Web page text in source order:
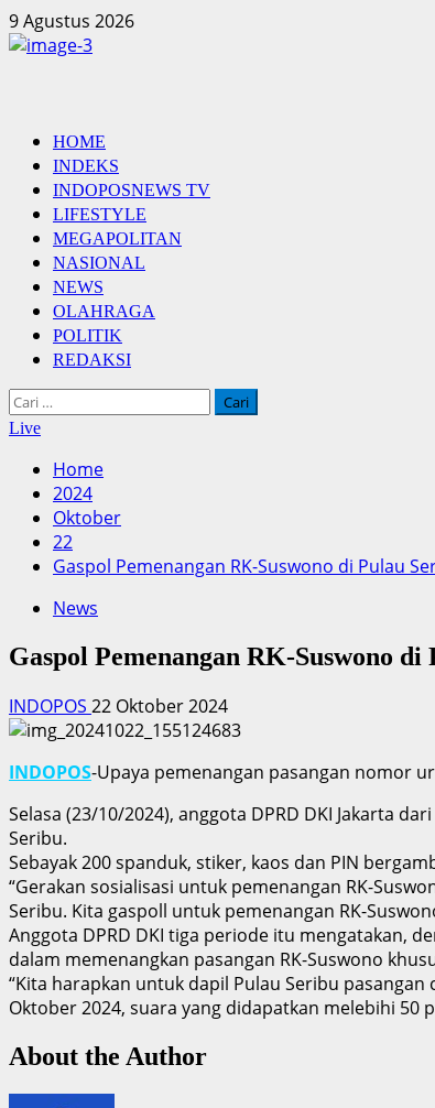
Skip
to
9 Agustus 2026
Primary
Menu
HOME
INDEKS
INDOPOSNEWS TV
LIFESTYLE
MEGAPOLITAN
NASIONAL
NEWS
OLAHRAGA
POLITIK
REDAKSI
Cari
untuk:
Live
Home
2024
Oktober
22
Gaspol Pemenangan RK-Suswono di Pulau
News
Gaspol Pemenangan RK-Suswono
INDOPOS 22 Oktober 2024
INDOPOS-Upaya pemenangan pasangan nomor
Selasa (23/10/2024), anggota DPRD DKI Jakarta
Seribu.
Sebayak 200 spanduk, stiker, kaos dan PIN
“Gerakan sosialisasi untuk pemenangan RK-
Seribu. Kita gaspoll untuk pemenangan RK-
Anggota DPRD DKI tiga periode itu mengatakan,
dalam memenangkan pasangan RK-Suswono
“Kita harapkan untuk dapil Pulau Seribu
Oktober 2024, suara yang didapatkan melebihi
About the Author